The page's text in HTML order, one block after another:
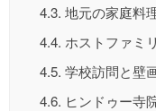
4.3. 地元の家庭料
4.4. ホストファミ
4.5. 学校訪問と壁
4.6. ヒンドゥー寺